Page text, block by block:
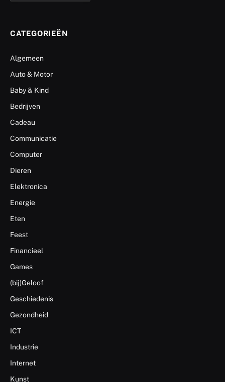
CATEGORIEËN
Algemeen
Auto & Motor
Baby & Kind
Bedrijven
Cadeau
Communicatie
Computer
Dieren
Elektronica
Energie
Eten
Feest
Financieel
Games
(bij)Geloof
Geschiedenis
Gezondheid
ICT
Industrie
Internet
Kunst